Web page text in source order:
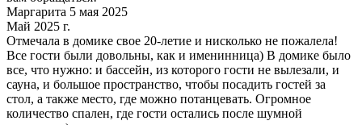
Маргарита 5 мая 2025
Май 2025 г.
Отмечала в домике свое 20-летие и нисколько не пожалела!
Все гости были довольны, как и именинница) В домике было
все, что нужно: и бассейн, из которого гости не вылезали, и
сауна, и большое пространство, чтобы посадить гостей за
стол, а также место, где можно потанцевать. Огромное
количество спален, где гости остались после шумной